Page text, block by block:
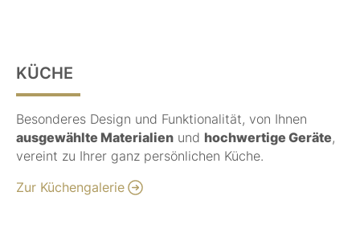
KÜCHE
Besonderes Design und Funktionalität, von Ihnen
ausgewählte Materialienund hochwertige Geräte,
vereint zu Ihrer ganz persönlichen Küche.
Zur Küchengalerie